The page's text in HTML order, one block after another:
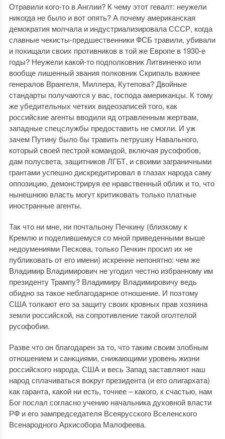
Отравили кого-то в Англии? К чему этот гевалт: неужели
никогда не было и вот опять? А почему американская
демократия молчала и индустриализировала СССР, когда
славные чекисты-предшественники ФСБ травили, убивали
и похищали своих противников в той же Европе в 1930-е
годы? Неужели какой-то подполковник Литвиненко или
вообще лишенный звания полковник Скрипаль важнее
генералов Врангеля, Миллера, Кутепова? Двойные
стандарты получаются у вас, господа американцы. К тому
же убедительных четких видеозаписей того, как
российские агенты вводили яд отравленным жертвам,
западные спецслужбы предоставить не смогли. И уж
зачем Путину было бы травить петрушку Навального,
который своей пестрой командой, включая русофобов,
дам полусвета, защитников ЛГБТ, и своими заграничными
грантами успешно дискредитировал в глазах народа саму
оппозицию, демонстрируя ее нравственный облик и то, что
нынешнюю власть могут критиковать только платные
иностранные агенты.
Так что ни мне, ни почтальону Печкину (близкому к
Кремлю и поделившемуся со мной приведенными выше
недоумениями Пескова, только Печкин просил их не
публиковать от его имени) искренне непонятно: чем же
Владимир Владимирович не угодил честно избранному им
президенту Трампу? Владимиру Владимировичу ведь
обидно за такое неблагодарное отношение. И поэтому
США толкают его за защиту своих кровных прав хозяина
земли российской, на сопротивление такой оголтелой
русофобии.
Разве что он благодарен за то, что таким своим злобным
отношением и санкциями, снижающими уровень жизни
российского народа, США и весь Запад заставляют наш
народ сплачиваться вокруг президента (и его олигархата)
как гаранта, какой ни есть, точнее – какого, к счастью, нам
Бог послал согласно учению начальника духовной власти
РФ и его зампредседателя Всеярусского Вселенского
Всенародного Архисобора Малофеева.